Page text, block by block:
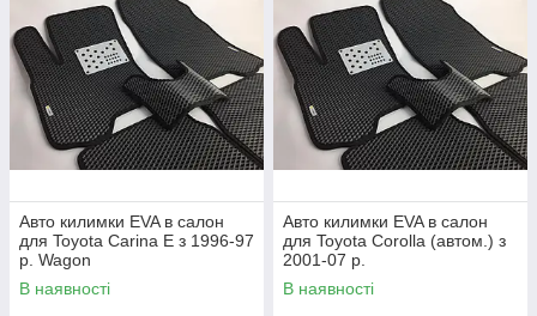
Авто килимки EVA в салон
для Toyota Carina E з 1996-97
р. Wagon
В наявності
Авто килимки EVA в салон
для Toyota Corolla (автом.) з
2001-07 р.
В наявності